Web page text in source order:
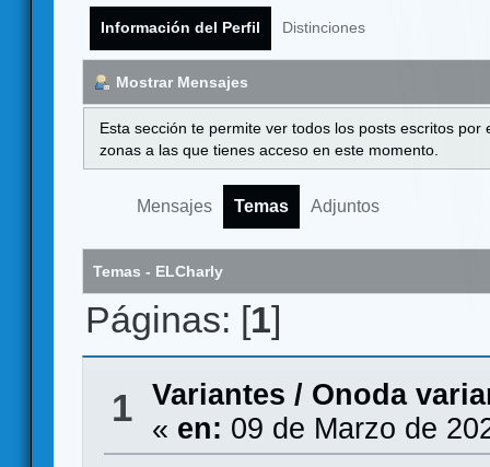
Información del Perfil Distinciones
Mostrar Mensajes
Esta sección te permite ver todos los posts escritos
zonas a las que tienes acceso en este momento.
Mensajes Temas Adjuntos
Temas - ELCharly
Páginas: [1]
1 Variantes / Onoda
« en: 09 de Marzo de